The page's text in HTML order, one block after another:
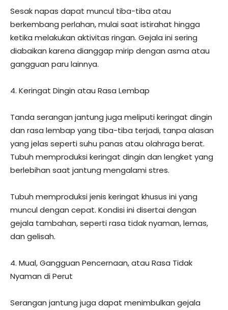
Sesak napas dapat muncul tiba-tiba atau
berkembang perlahan, mulai saat istirahat hingga
ketika melakukan aktivitas ringan. Gejala ini sering
diabaikan karena dianggap mirip dengan asma atau
gangguan paru lainnya.
4. Keringat Dingin atau Rasa Lembap
Tanda serangan jantung juga meliputi keringat dingin
dan rasa lembap yang tiba-tiba terjadi, tanpa alasan
yang jelas seperti suhu panas atau olahraga berat.
Tubuh memproduksi keringat dingin dan lengket yang
berlebihan saat jantung mengalami stres.
Tubuh memproduksi jenis keringat khusus ini yang
muncul dengan cepat. Kondisi ini disertai dengan
gejala tambahan, seperti rasa tidak nyaman, lemas,
dan gelisah.
4. Mual, Gangguan Pencernaan, atau Rasa Tidak
Nyaman di Perut
Serangan jantung juga dapat menimbulkan gejala